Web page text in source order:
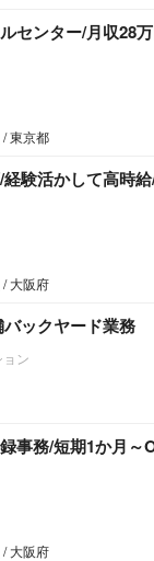
センター/月収28
東京都
験活かして高時
大阪府
ックヤード業務
ン
事務/短期1か月～
大阪府